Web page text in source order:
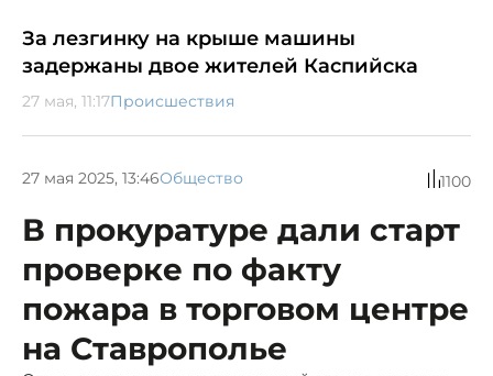
За лезгинку на крыше машины
задержаны двое жителей Каспийска
27 мая, 11:17Происшествия
27 мая 2025, 13:46Общество 1100
В прокуратуре дали старт
проверке по факту
пожара в торговом центре
на Ставрополье